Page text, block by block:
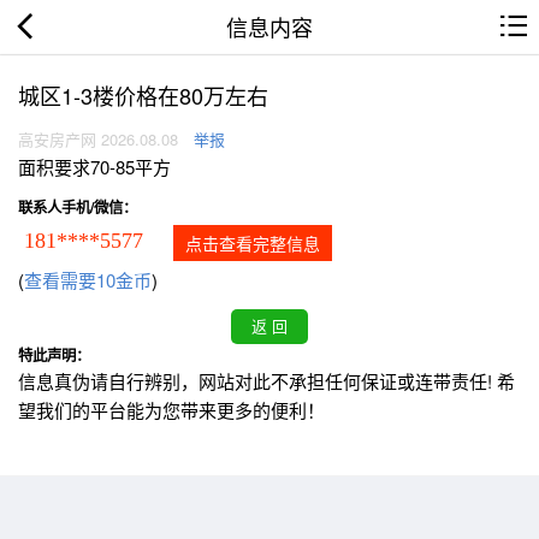
信息内容
城区1-3楼价格在80万左右
高安房产网 2026.08.08 举报
面积要求70-85平方
联系人手机/微信：
181****5577 点击查看完整信息
(查看需要10金币)
特此声明：
信息真伪请自行辨别，网站对此不承担任何保证或连带责任! 希
望我们的平台能为您带来更多的便利！